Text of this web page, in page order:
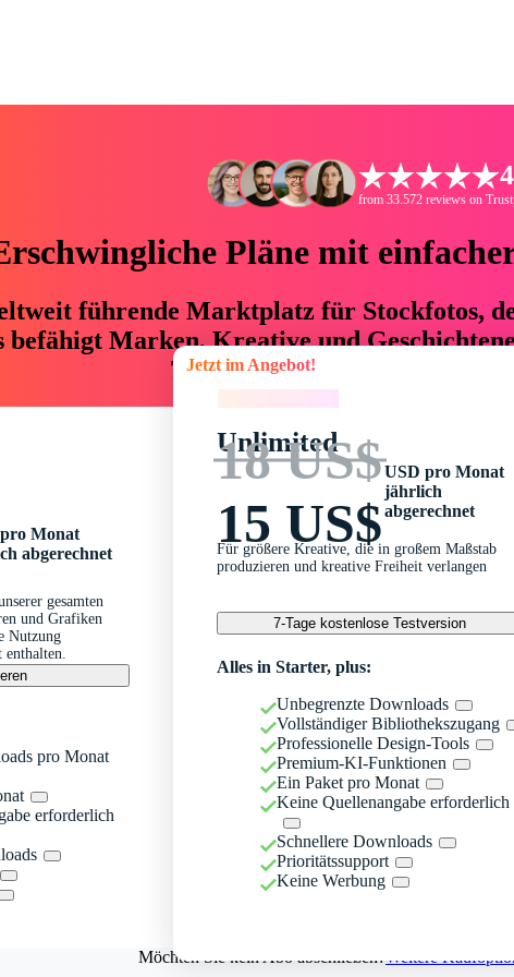
from 33.572 reviews on
Pläne mit
führende Marktplatz für Stockfotos,
Marken, Kreative und
76 % an Zeit und Budget
Monat
abgerechnet
gesamten
und Grafiken
Nutzung
pro Monat
erforderlich
Jetzt im Angebot!
Unlimited
18 US$
15 US$
USD pro Monat
jährlich
abgerechnet
Für größere Kreative, die in großem Maßstab
produzieren und kreative Freiheit verlangen
7-Tage kostenlose Testversion
Alles in Starter, plus:
Unbegrenzte Downloads
Vollständiger Bibliothekszugang
Professionelle Design-Tools
Premium-KI-Funktionen
Ein Paket pro Monat
Keine Quellenangabe erforderlich
Schnellere Downloads
Prioritätssupport
Keine Werbung
Möchten Sie kein Abo abschließen?Weitere